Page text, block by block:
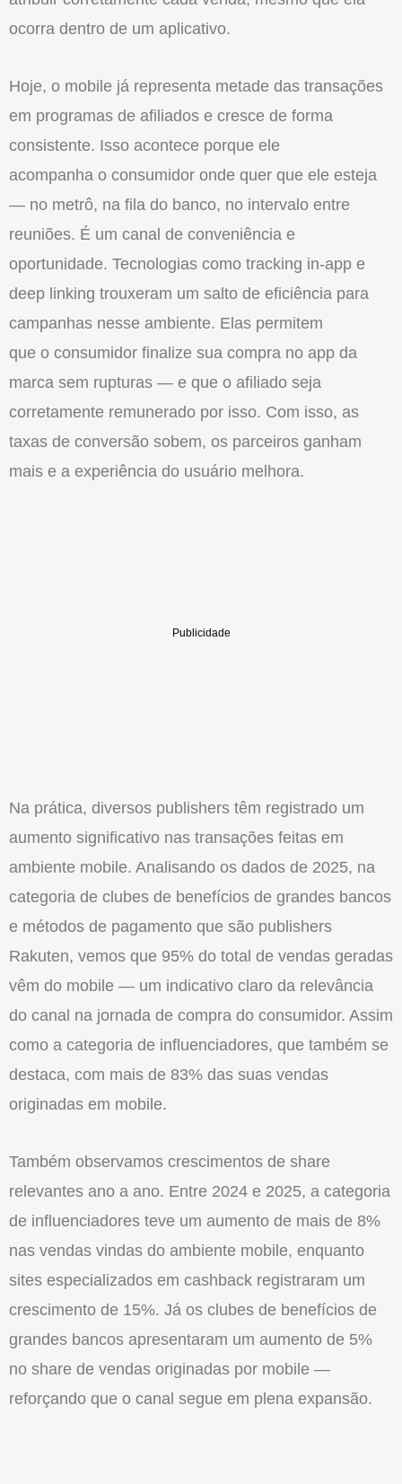
ocorra dentro de um aplicativo.
Hoje, o mobile já representa metade das transações
em programas de afiliados e cresce de forma
consistente. Isso acontece porque ele
acompanha o consumidor onde quer que ele esteja
— no metrô, na fila do banco, no intervalo entre
reuniões. É um canal de conveniência e
oportunidade. Tecnologias como tracking in-app e
deep linking trouxeram um salto de eficiência para
campanhas nesse ambiente. Elas permitem
que o consumidor finalize sua compra no app da
marca sem rupturas — e que o afiliado seja
corretamente remunerado por isso. Com isso, as
taxas de conversão sobem, os parceiros ganham
mais e a experiência do usuário melhora.
Na prática, diversos publishers têm registrado um
aumento significativo nas transações feitas em
ambiente mobile. Analisando os dados de 2025, na
categoria de clubes de benefícios de grandes bancos
e métodos de pagamento que são publishers
Rakuten, vemos que 95% do total de vendas geradas
vêm do mobile — um indicativo claro da relevância
do canal na jornada de compra do consumidor. Assim
como a categoria de influenciadores, que também se
destaca, com mais de 83% das suas vendas
originadas em mobile.
Também observamos crescimentos de share
relevantes ano a ano. Entre 2024 e 2025, a categoria
de influenciadores teve um aumento de mais de 8%
nas vendas vindas do ambiente mobile, enquanto
sites especializados em cashback registraram um
crescimento de 15%. Já os clubes de benefícios de
grandes bancos apresentaram um aumento de 5%
no share de vendas originadas por mobile —
reforçando que o canal segue em plena expansão.